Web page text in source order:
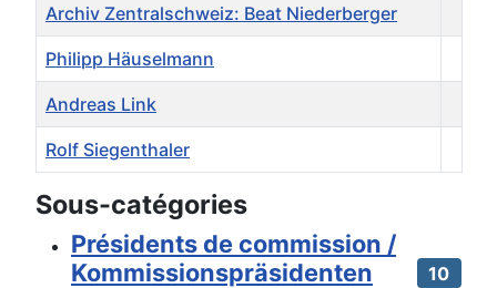
Archiv Zentralschweiz: Beat Niederberger
Philipp Häuselmann
Andreas Link
Rolf Siegenthaler
Sous-catégories
Présidents de commission /
Kommissionspräsidenten
10